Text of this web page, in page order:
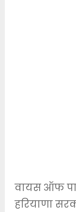
वायस ऑफ
हरियाणा